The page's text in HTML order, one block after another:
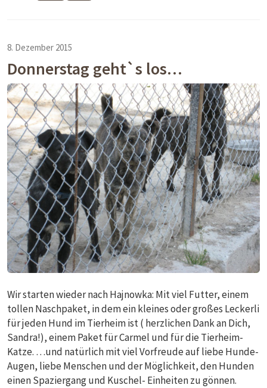
8. Dezember 2015
Donnerstag geht`s los…
Wir starten wieder nach Hajnowka: Mit viel Futter, einem
tollen Naschpaket, in dem ein kleines oder großes Leckerli
für jeden Hund im Tierheim ist ( herzlichen Dank an Dich,
Sandra!), einem Paket für Carmel und für die Tierheim-
Katze. …und natürlich mit viel Vorfreude auf liebe Hunde-
Augen, liebe Menschen und der Möglichkeit, den Hunden
einen Spaziergang und Kuschel- Einheiten zu gönnen.